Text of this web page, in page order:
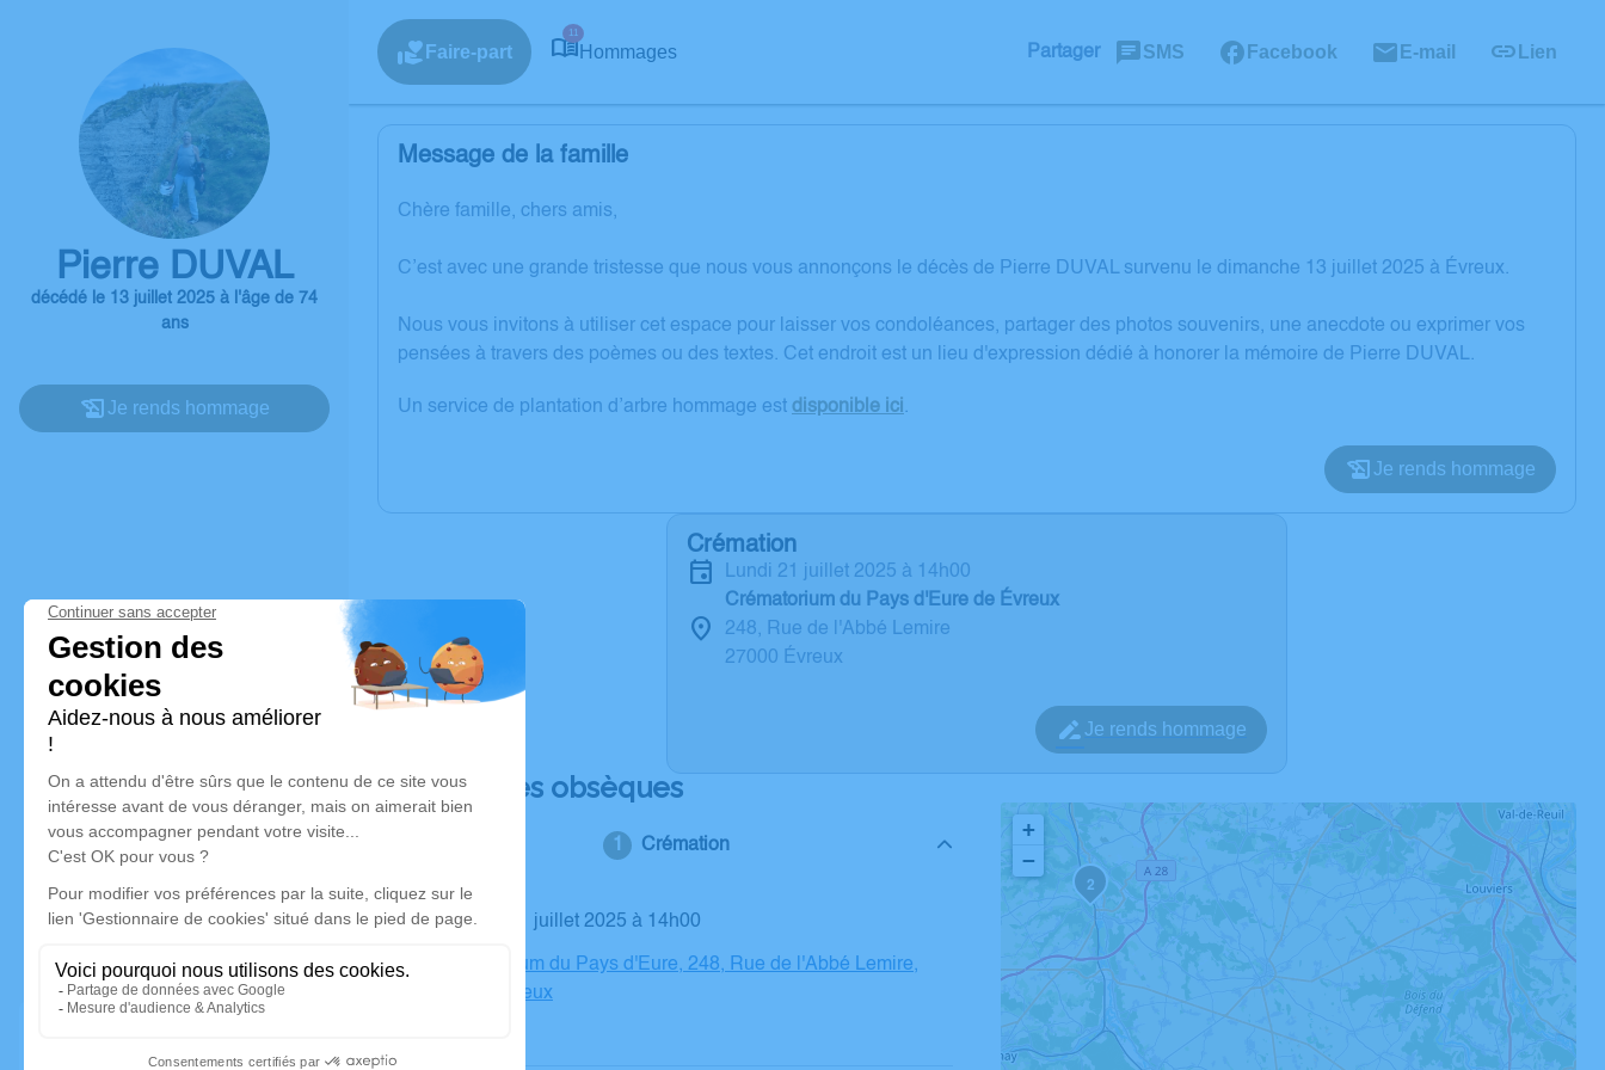
Pierre DUVAL
décédé le 13 juillet 2025 à l'âge de 74
ans
Je rends hommage
Faire-part
11
Hommages Partager SMS Facebook E-mail Lien
Message de la famille
Chère famille, chers amis,
C’est avec une grande tristesse que nous vous annonçons le décès de Pierre DUVAL survenu le dimanche 13 juillet 2025 à Évreux.
Nous vous invitons à utiliser cet espace pour laisser vos condoléances, partager des photos souvenirs, une anecdote ou exprimer vos
pensées à travers des poèmes ou des textes. Cet endroit est un lieu d'expression dédié à honorer la mémoire de Pierre DUVAL.
Un service de plantation d’arbre hommage est disponible ici .
Je rends hommage
Crémation
lundi 21 juillet 2025 à 14h00
Crématorium du Pays d'Eure de Évreux
248, Rue de l'Abbé Lemire
27000 Évreux
Je rends hommage
Déroulé des obsèques
Crémation
Le lundi 21 juillet 2025 à 14h00
Crématorium du Pays d'Eure, 248, Rue de l'Abbé Lemire,
27000 Évreux
2
+
−